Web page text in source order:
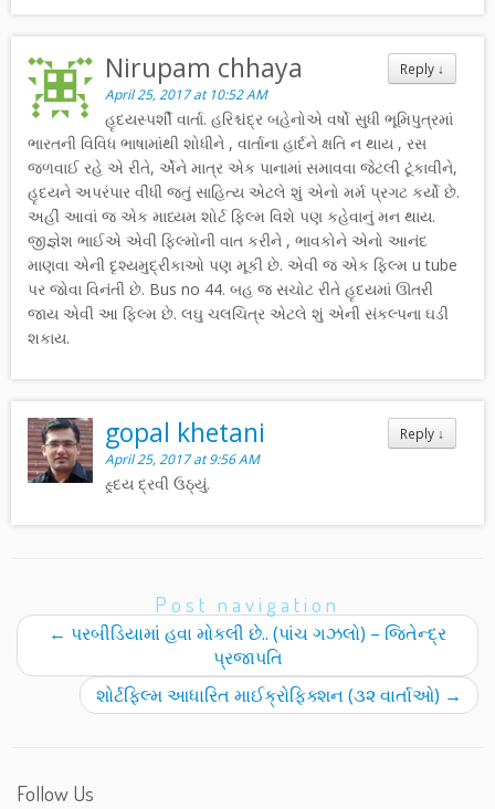
Reply ↓
Nirupam chhaya
April 25, 2017 at 10:52 AM
હૃદયસ્પર્શી વાર્તા. હરિશ્ચંદ્ર બહેનોએ વર્ષો સુધી ભૂમિપુત્રમાં
ભારતની વિવિધ ભાષામાંથી શોધીને , વાર્તાના હાર્દને ક્ષતિ ન થાય , રસ
જળવાઈ રહે એ રીતે, ર્એને માત્ર એક પાનામાં સમાવવા જેટલી ટૂંકાવીને,
હૃદયને અપરંપાર વીંધી જતું સાહિત્ય એટલે શું એનો મર્મ પ્રગટ કર્યો છે.
અહીં આવાં જ એક માધ્યમ શોર્ટ ફિલ્મ વિશે પણ કહેવાનું મન થાય.
જીજ્ઞેશ ભાઈએ એવી ફિલ્મોની વાત કરીને , ભાવકોને એનો આનંદ
માણવા એની દૃશ્યમુદ્રીકાઓ પણ મૂકી છે. એવી જ એક ફિલ્મ u tube
પર જોવા વિનંતી છે. Bus no 44. બહ જ સચોટ રીતે હૃદયમાં ઊતરી
જાય એવી આ ફિલ્મ છે. લઘુ ચલચિત્ર એટલે શું એની સંકલ્પના ઘડી
શકાય.
Reply ↓
gopal khetani
April 25, 2017 at 9:56 AM
હ્ર્દય દ્રવી ઉઠ્યું.
Post navigation
← પરબીડિયામાં હવા મોકલી છે.. (પાંચ ગઝલો) – જિતેન્દ્ર
પ્રજાપતિ
શોર્ટફિલ્મ આધારિત માઈક્રોફિક્શન (૩૨ વાર્તાઓ) →
Follow Us